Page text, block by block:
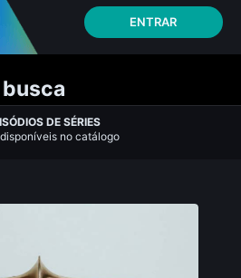
ENTRAR
DE SÉRIES
no catálogo